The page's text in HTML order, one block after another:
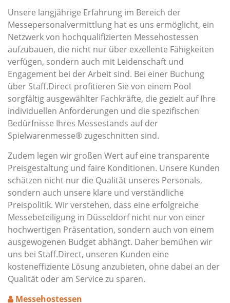
Unsere langjährige Erfahrung im Bereich der
Messepersonalvermittlung hat es uns ermöglicht, ein
Netzwerk von hochqualifizierten Messehostessen
aufzubauen, die nicht nur über exzellente Fähigkeiten
verfügen, sondern auch mit Leidenschaft und
Engagement bei der Arbeit sind. Bei einer Buchung
über Staff.Direct profitieren Sie von einem Pool
sorgfältig ausgewählter Fachkräfte, die gezielt auf Ihre
individuellen Anforderungen und die spezifischen
Bedürfnisse Ihres Messestands auf der
Spielwarenmesse® zugeschnitten sind.
Zudem legen wir großen Wert auf eine transparente
Preisgestaltung und faire Konditionen. Unsere Kunden
schätzen nicht nur die Qualität unseres Personals,
sondern auch unsere klare und verständliche
Preispolitik. Wir verstehen, dass eine erfolgreiche
Messebeteiligung in Düsseldorf nicht nur von einer
hochwertigen Präsentation, sondern auch von einem
ausgewogenen Budget abhängt. Daher bemühen wir
uns bei Staff.Direct, unseren Kunden eine
kosteneffiziente Lösung anzubieten, ohne dabei an der
Qualität oder am Service zu sparen.
Messehostessen